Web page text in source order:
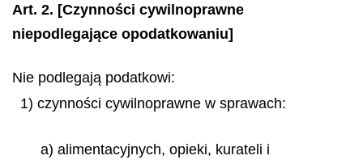
Art. 2. [Czynności cywilnoprawne
niepodlegające opodatkowaniu]
Nie podlegają podatkowi:
1) czynności cywilnoprawne w sprawach:
a) alimentacyjnych, opieki, kurateli i